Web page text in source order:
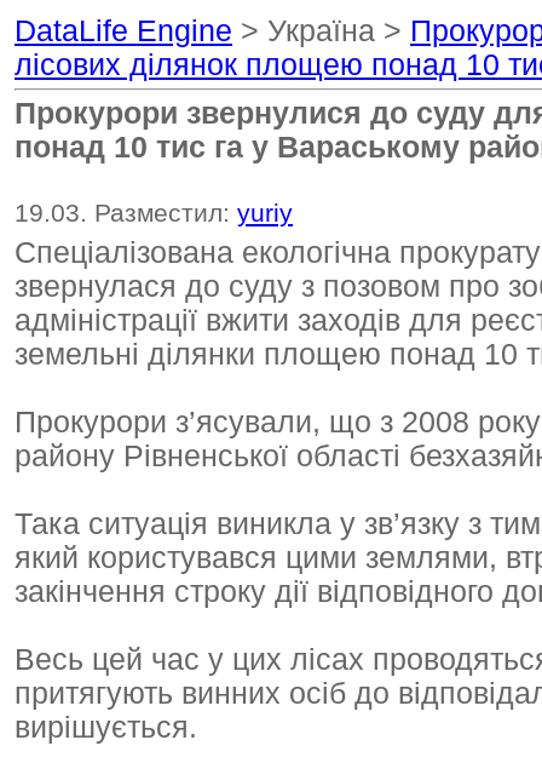
DataLife Engine > Україна >
лісових ділянок площею понад 10
Прокурори звернулися до суду
понад 10 тис га у Вараському
19.03. Разместил: yuriy
Спеціалізована екологічна
звернулася до суду з позовом про
адміністрації вжити заходів для
земельні ділянки площею понад 10
Прокурори з’ясували, що з 2008
району Рівненської області
Така ситуація виникла у зв’язку з
який користувався цими землями,
закінчення строку дії відповідного
Весь цей час у цих лісах
притягують винних осіб до
вирішується.